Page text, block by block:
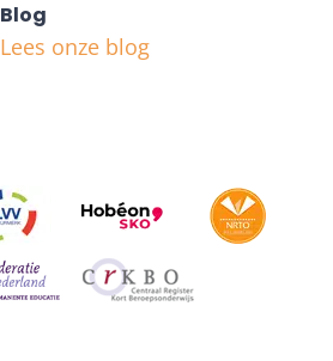
Blog
Lees onze blog